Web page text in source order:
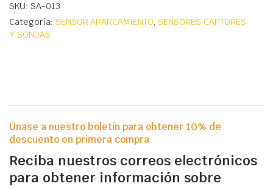
SKU: SA-013
Categoría: SENSOR APARCAMIENTO,SENSORES CAPTORES
Y SONDAS
Únase a nuestro boletín para obtener 10% de
descuento en primera compra
Reciba nuestros correos electrónicos
para obtener información sobre